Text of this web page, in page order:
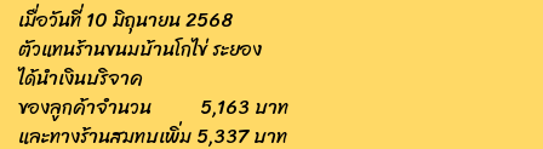
เมื่อวันที่ 10 มิถุนายน 2568
ตัวแทนร้านขนมบ้านโกไข่ ระยอง
ได้นำเงินบริจาค
ของลูกค้าจำนวน 5,163 บาท
และทางร้านสมทบเพิ่ม 5,337 บาท